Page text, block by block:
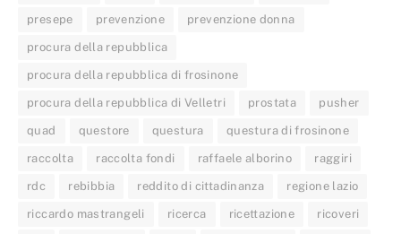
presepe prevenzione prevenzione donna
procura della repubblica
procura della repubblica di frosinone
procura della repubblica di Velletri prostata pusher
quad questore questura questura di frosinone
raccolta raccolta fondi raffaele alborino raggiri
rdc rebibbia reddito di cittadinanza regione lazio
riccardo mastrangeli ricerca ricettazione ricoveri